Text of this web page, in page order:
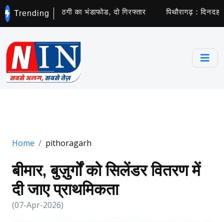
Trending
की साइबर ठगी का भंडाफोड, दो गिरफ्तार पिथौरागढ़ : दिनदहाड़े
Home pithoragarh
बीमार, बुज़ुर्गों को सिलेंडर वितरण में
दी जाए प्राथमिकता
(07-Apr-2026)